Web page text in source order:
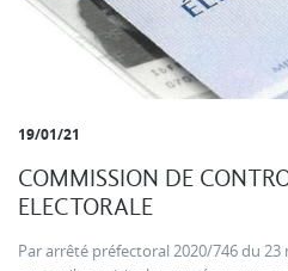
19/01/21
COMMISSION DE
ELECTORALE
Par arrêté préfectoral 2020/746 du